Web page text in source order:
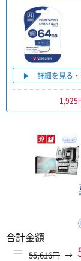
詳細を見る
1,925
合計金額
＝ 55,616円 →